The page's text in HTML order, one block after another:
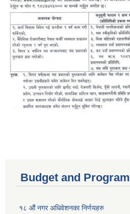
Budget and Program
१८ औं नगर अधिवेशनका निर्णयहरु